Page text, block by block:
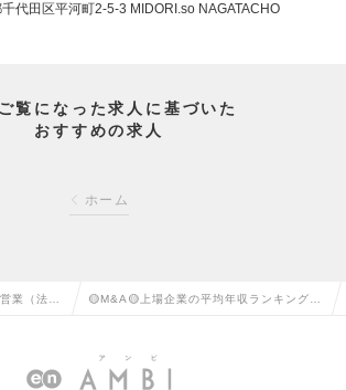
田区平河町2-5-3 MIDORI.so NAGATACHO
覧になった求人に基づいた
おすすめの求人
ホーム
営業（法人 🟡M&A🟡上場企業の平均年収ランキング9
情報